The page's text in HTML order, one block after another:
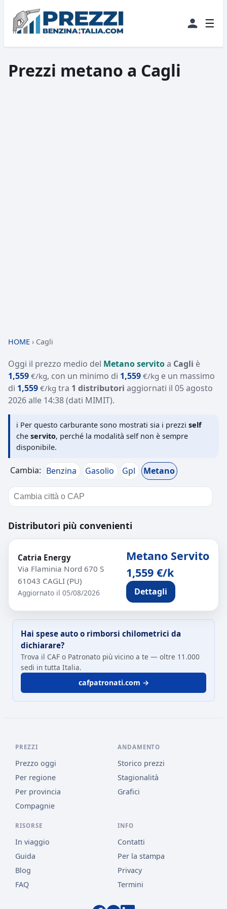
☰
Prezzi metano a Cagli
HOME › Cagli
Oggi il prezzo medio del Metano servitoa Cagli è
1,559 €/kg, con un minimo di 1,559 €/kg e un massimo
di 1,559 €/kg tra 1 distributori aggiornati il 05 agosto
2026 alle 14:38(dati MIMIT).
ℹ️ Per questo carburante sono mostrati sia i prezzi self
che servito, perché la modalità self non è sempre
disponibile.
Cambia: Benzina Gasolio Gpl Metano
Distributori più convenienti
Catria Energy
Via Flaminia Nord 670 S
61043 CAGLI (PU)
Aggiornato il 05/08/2026
Metano Servito
1,559 €/k
Dettagli
Hai spese auto o rimborsi chilometrici da
dichiarare?
Trova il CAF o Patronato più vicino a te — oltre 11.000
sedi in tutta Italia.
cafpatronati.com →
PREZZI
Prezzo oggi
Per regione
Per provincia
Compagnie
ANDAMENTO
Storico prezzi
Stagionalità
Grafici
RISORSE
In viaggio
Guida
Blog
FAQ
INFO
Contatti
Per la stampa
Privacy
Termini